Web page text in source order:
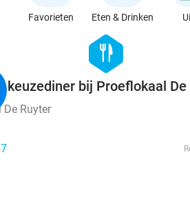
Favorieten Eten & Drinken
hexagon
food
keuzediner bij Proeflokaal De
Ruyter